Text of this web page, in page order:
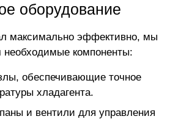
оборудование
максимально эффективно, мы
компоненты:
обеспечивающие точное
хладагента.
и вентили для управления